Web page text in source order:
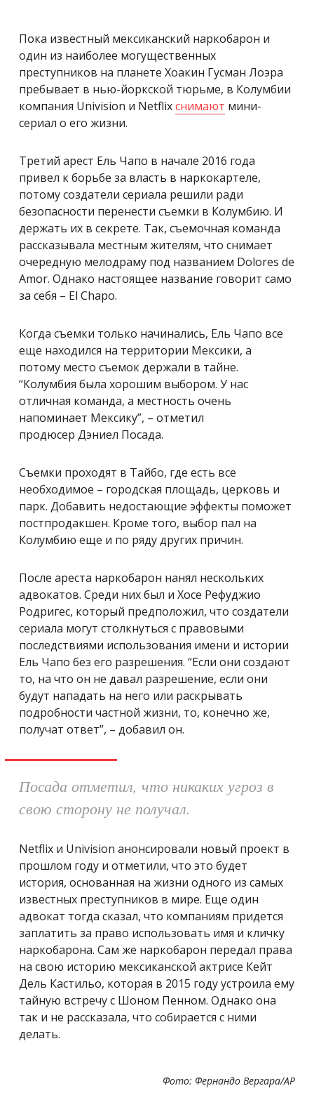
Пока известный мексиканский наркобарон и
один из наиболее могущественных
преступников на планете Хоакин Гусман Лоэра
пребывает в нью-йоркской тюрьме, в Колумбии
компания Univision и Netflixснимают мини-
сериал о его жизни.
Третий арест Ель Чапо в начале 2016 года
привел к борьбе за власть в наркокартеле,
потомусоздатели сериала решили ради
безопасности перенести съемки в Колумбию. И
держать их в секрете. Так, съемочная команда
рассказывала местным жителям, что снимает
очередную мелодраму под названием Dolores de
Amor. Однако настоящее название говорит само
за себя – El Chapo.
Когда съемки только начинались, Ель Чапо все
еще находился на территории Мексики, а
потому место съемок держали в тайне.
“Колумбия была хорошим выбором. У нас
отличная команда, а местность очень
напоминает Мексику”, – отметил
продюсер Дэниел Посада.
Съемки проходят в Тайбо, где есть все
необходимое – городская площадь, церковь и
парк. Добавить недостающие эффекты поможет
постпродакшен. Кроме того, выбор пал на
Колумбию еще и по ряду других причин.
После ареста наркобарон нанял нескольких
адвокатов. Среди них был и Хосе Рефуджио
Родригес, который предположил, что создатели
сериала могут столкнуться с правовыми
последствиями использования имени и истории
Ель Чапо без его разрешения. “Если они создают
то, на что он не давал разрешение, если они
будут нападать на него или раскрывать
подробности частной жизни, то, конечно же,
получат ответ”, – добавил он.
Посада отметил, что никаких угроз в
свою сторону не получал.
Netflix и Univision анонсировали новый проект в
прошлом году и отметили, что это будет
история, основанная на жизни одного из самых
известных преступников в мире. Еще один
адвокат тогда сказал, что компаниям придется
заплатить за право использовать имя и кличку
наркобарона. Сам же наркобарон передал права
на свою историю мексиканской актрисе Кейт
Дель Кастильо, которая в 2015 году устроила ему
тайную встречу с Шоном Пенном. Однако она
так и не рассказала, что собирается с ними
делать.
Фото: Фернандо Вергара/AP